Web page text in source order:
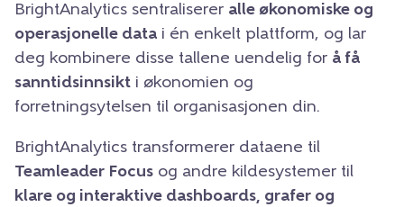
BrightAnalytics sentraliserer alle økonomiske og
operasjonelle data i én enkelt plattform, og lar
deg kombinere disse tallene uendelig for å få
sanntidsinnsikt i økonomien og
forretningsytelsen til organisasjonen din.
BrightAnalytics transformerer dataene til
Teamleader Focus og andre kildesystemer til
klare og interaktive dashboards, grafer og